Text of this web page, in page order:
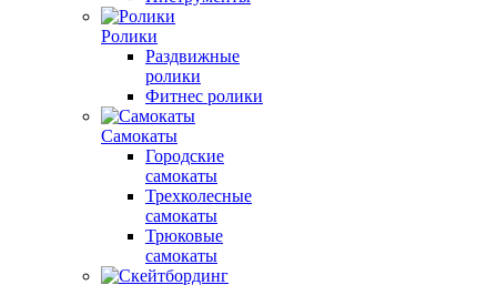
Ролики
Раздвижные
ролики
Фитнес ролики
Самокаты
Городские
самокаты
Трехколесные
самокаты
Трюковые
самокаты